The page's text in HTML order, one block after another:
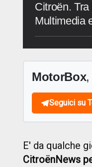
Citroën.
Multimedia
MotorBox,
Seguici su
E' da qualche
CitroënNews